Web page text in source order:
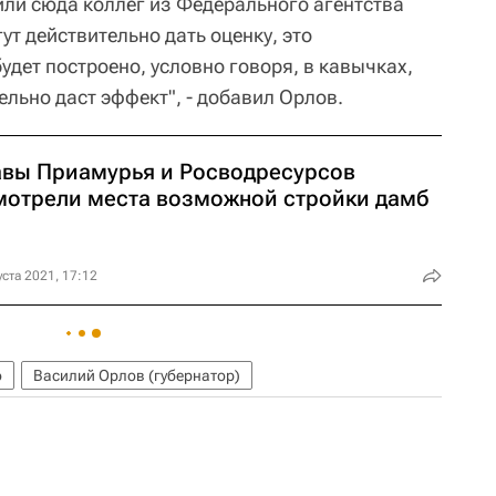
действительно дать оценку, это
построено, условно говоря, в кавычках,
даст эффект", - добавил Орлов.
Приамурья и Росводресурсов
места возможной стройки дамб
2021, 17:12
Василий Орлов (губернатор)